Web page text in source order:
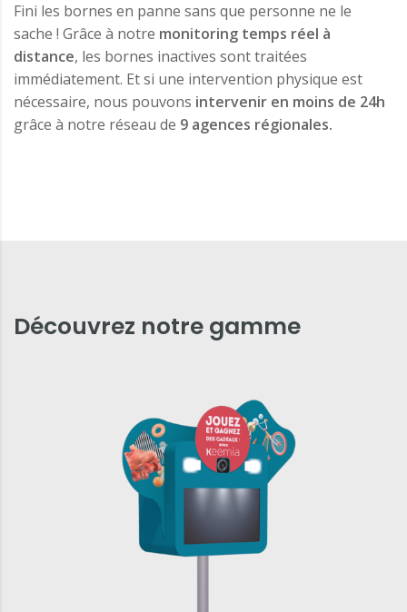
Fini les bornes en panne sans que personne ne le
sache ! Grâce à notre monitoring temps réel à
distance, les bornes inactives sont traitées
immédiatement. Et si une intervention physique est
nécessaire, nous pouvons intervenir en moins de 24h
grâce à notre réseau de 9 agences régionales.
Découvrez notre gamme